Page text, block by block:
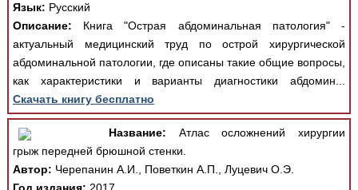
Язык: Русский
Описание: Книга "Острая абдоминальная патология" -
актуальный медицинский труд по острой хирургической
абдоминальной патологии, где описаны такие общие вопросы,
как характеристики и варианты диагностики абдомин...
Скачать книгу бесплатно
Название: Атлас осложнений хирургии
грыж передней брюшной стенки.
Автор: Черепанин А.И., Поветкин А.П., Луцевич О.Э.